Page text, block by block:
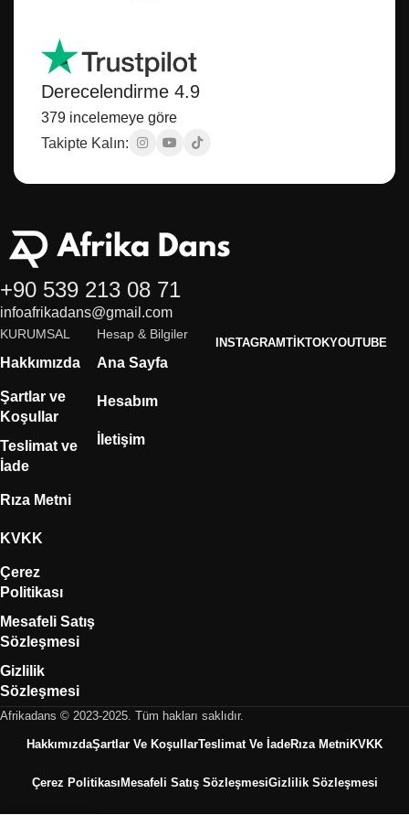
Derecelendirme 4.9
379 incelemeye göre
Takipte Kalın:
+90 539 213 08 71
infoafrikadans@gmail.com
KURUMSAL
Hakkımızda
Şartlar ve
Koşullar
Teslimat ve
İade
Rıza Metni
KVKK
Çerez
Politikası
Mesafeli Satış
Sözleşmesi
Gizlilik
Sözleşmesi
Hesap & Bilgiler
Ana Sayfa
Hesabım
İletişim
INSTAGRAMTIKTOKYOUTUBE
Afrikadans © 2023-2025. Tüm hakları saklıdır.
HakkımızdaŞartlar Ve KoşullarTeslimat Ve İadeRıza Metni KVKK
Çerez Politikası Mesafeli Satış SözleşmesiGizlilik Sözleşmesi